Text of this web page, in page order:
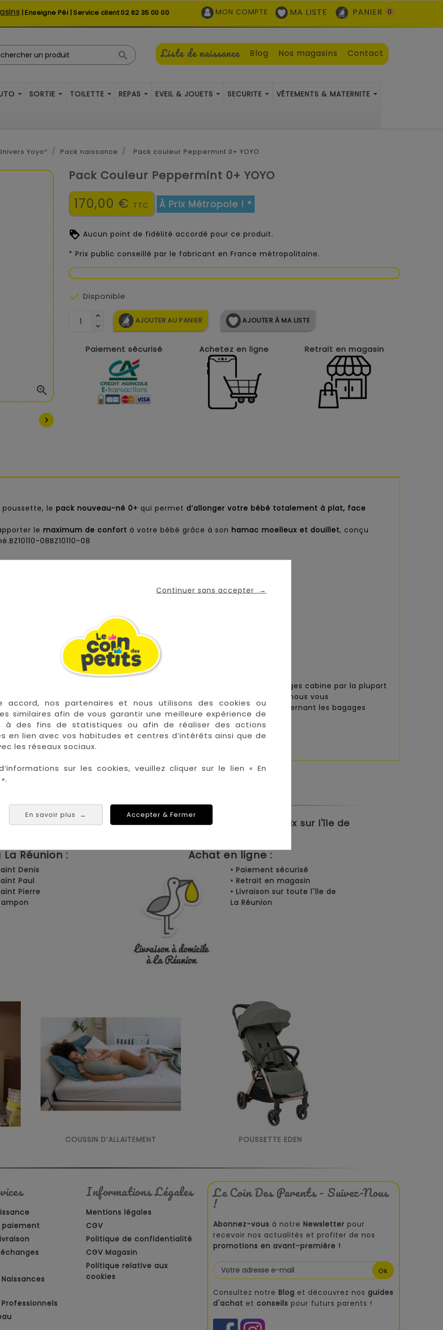
Continuer sans accepter →
accord, nos partenaires et nous utilisons des cookies ou
similaires afin de vous garantir une meilleure expérience de
à des fins de statistiques ou afin de réaliser des actions
en lien avec vos habitudes et centres d’intérêts ainsi que de
les réseaux sociaux.
sur les cookies, veuillez cliquer sur le lien « En
En savoir plus → Accepter & Fermer
| Enseigne Péi | Service client02 62 35 00 00 MON COMPTE MA LISTE PANIER 0
Liste de naissance Blog Nos magasins Contact

SORTIE TOILETTE REPAS EVEIL & JOUETS SECURITE VÊTEMENTS & MATERNITE
Yoyo² Pack naissance Pack couleur Peppermint 0+ YOYO


Pack Couleur Peppermint 0+ YOYO
170,00 € TTC À Prix Métropole ! *
Aucun point de fidélité accordé pour ce produit.
* Prix public conseillé par le fabricant en France métropolitaine.
 Disponible
AJOUTER AU PANIER AJOUTER À MA LISTE
Paiement sécurisé Achetez en ligne Retrait en magasin
le pack nouveau-né 0+ qui permet d’allonger votre bébé totalement à plat, face
le maximum de confort à votre bébé grâce à son hamac moelleux et douillet, conçu
08BZ10110-08
pliées 52 x 44 x 18 cm) sont acceptées ou reconnues comme bagages cabine par la plupart
bagages cabine peuvent varier selon la compagnie aérienne, nous vous
votre compagnie aérienne afin d'obtenir le détail des restrictions concernant les bagages
la Métropole,
les plus grandes marques de puériculture aux meilleurs prix sur l'île de
Réunion : Achat en ligne :
Denis
Paul
Pierre
• Paiement sécurisé
• Retrait en magasin
• Livraison sur toute l'île de
La Réunion
COUSSIN D’ALLAITEMENT POUSSETTE EDEN
paiement
Informations Légales
Mentions légales
CGV
Politique de confidentialité
CGV Magasin
Politique relative aux
cookies
Le Coin Des Parents - Suivez-Nous
!
Abonnez-vous à notre Newsletter pour
recevoir nos actualités et profiter de nos
promotions en avant-première !
Consultez notre Blog et découvrez nos guides
d'achat et conseils pour futurs parents !